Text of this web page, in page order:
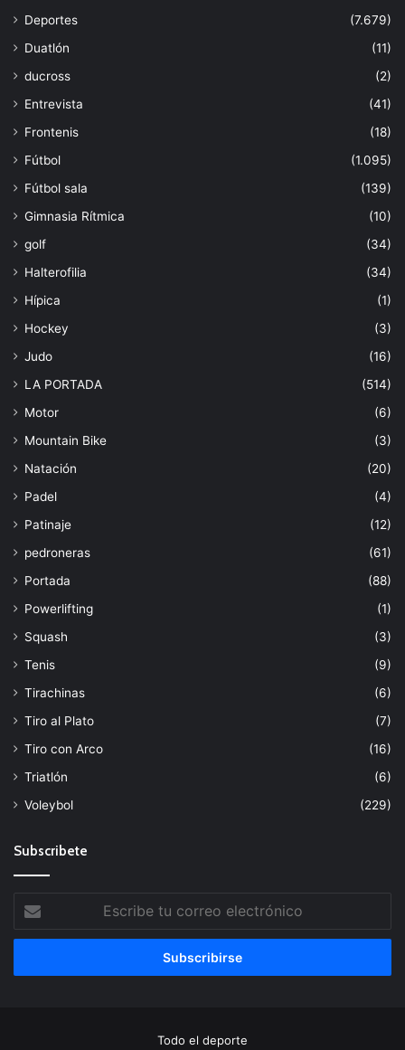
Deportes
(7.679)
Duatlón
(11)
ducross
(2)
Entrevista
(41)
Frontenis
(18)
Fútbol
(1.095)
Fútbol sala
(139)
Gimnasia Rítmica
(10)
golf
(34)
Halterofilia
(34)
Hípica
(1)
Hockey
(3)
Judo
(16)
LA PORTADA
(514)
Motor
(6)
Mountain Bike
(3)
Natación
(20)
Padel
(4)
Patinaje
(12)
pedroneras
(61)
Portada
(88)
Powerlifting
(1)
Squash
(3)
Tenis
(9)
Tirachinas
(6)
Tiro al Plato
(7)
Tiro con Arco
(16)
Triatlón
(6)
Voleybol
(229)
Subscribete
tu
correo
Todo el deporte